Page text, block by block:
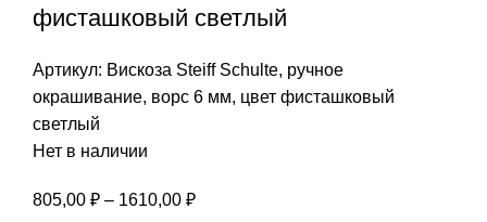
фисташковый светлый
Артикул: Вискоза Steiff Schulte, ручное
окрашивание, ворс 6 мм, цвет фисташковый
светлый
Нет в наличии
805,00 ₽ – 1610,00 ₽Диапазон